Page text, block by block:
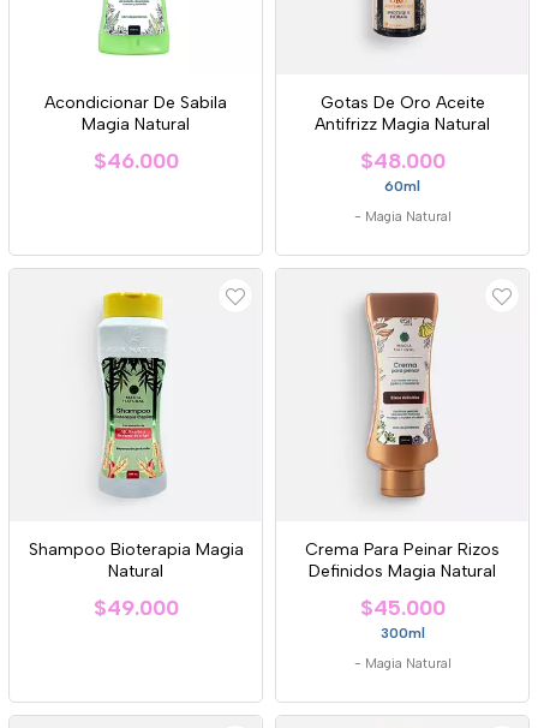
Acondicionar De Sabila
Magia Natural
$46.000
Gotas De Oro Aceite
Antifrizz Magia Natural
$48.000
60ml
- Magia Natural
Shampoo Bioterapia Magia
Natural
$49.000
Crema Para Peinar Rizos
Definidos Magia Natural
$45.000
300ml
- Magia Natural